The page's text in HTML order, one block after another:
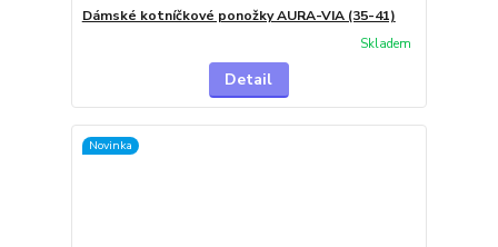
Dámské kotníčkové ponožky AURA-VIA (35-41)
Skladem
Detail
Novinka